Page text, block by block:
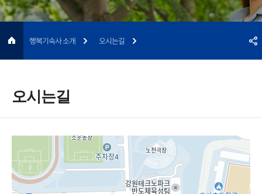
오시는길
행복기숙사 소개 오시는길